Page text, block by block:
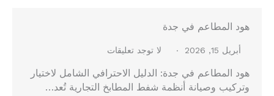
هود المطاعم في جدة
أبريل 15, 2026 لا توجد تعليقات
هود المطاعم في جدة: الدليل الاحترافي الشامل لاختيار
وتركيب وصيانة أنظمة شفط المطابخ التجارية تُعد…